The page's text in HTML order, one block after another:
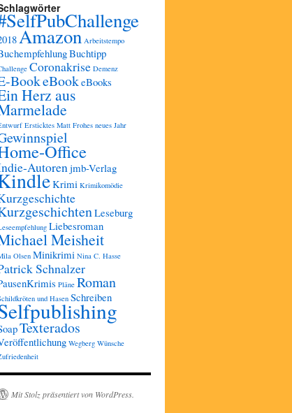
Amazon Arbeitstempo
Buchtipp
Coronakrise Demenz
BookeBookeBooks
Herz aus
Ersticktes Matt Frohes neues Jahr
Office
Autorenjmb-Verlag
Krimi Krimikomödie
Leseburg
Liebesroman
Meisheit
Olsen Minikrimi Nina C. Hasse
Schnalzer
Pläne Roman
und Hasen Schreiben
Texterados
Wegberg Wünsche
Mit Stolz präsentiert von WordPress.